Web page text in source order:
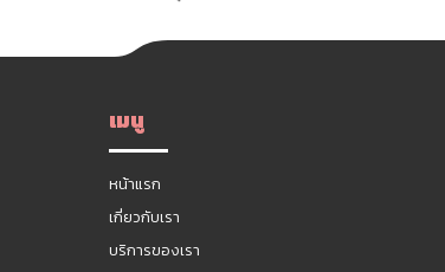
เมนู
หน้าแรก
เกี่ยวกับเรา
บริการของเรา